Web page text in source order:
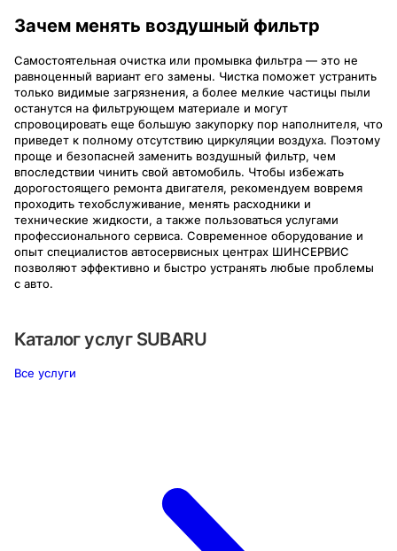
Зачем менять воздушный фильтр
Самостоятельная очистка или промывка фильтра — это не
равноценный вариант его замены. Чистка поможет устранить
только видимые загрязнения, а более мелкие частицы пыли
останутся на фильтрующем материале и могут
спровоцировать еще большую закупорку пор наполнителя, что
приведет к полному отсутствию циркуляции воздуха. Поэтому
проще и безопасней заменить воздушный фильтр, чем
впоследствии чинить свой автомобиль. Чтобы избежать
дорогостоящего ремонта двигателя, рекомендуем вовремя
проходить техобслуживание, менять расходники и
технические жидкости, а также пользоваться услугами
профессионального сервиса. Современное оборудование и
опыт специалистов автосервисных центрах ШИНСЕРВИС
позволяют эффективно и быстро устранять любые проблемы
с авто.
Каталог услуг SUBARU
Все услуги